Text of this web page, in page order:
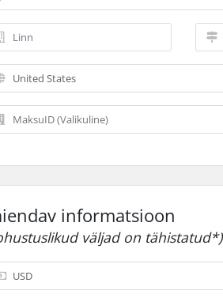
informatsioon
väljad on tähistatud*)